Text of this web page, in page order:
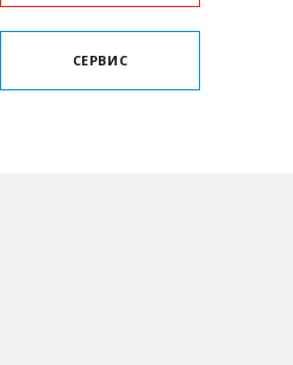
СЕРВИС